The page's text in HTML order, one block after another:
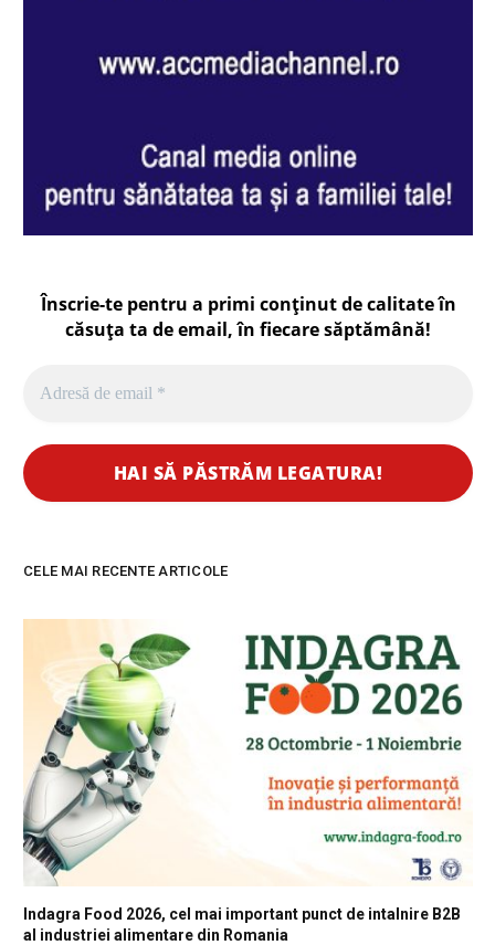
Înscrie-te pentru a primi conținut de calitate în
căsuța ta de email, în fiecaresăptămână!
CELE MAI RECENTE ARTICOLE
Indagra Food 2026, cel mai important punct de intalnire B2B
al industriei alimentare din Romania